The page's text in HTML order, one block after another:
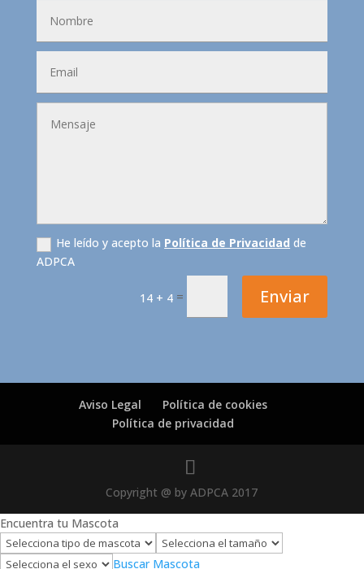
He leído y acepto la Política de Privacidad de
ADPCA
14 + 4 = Enviar
Aviso Legal
Política de cookies
Política de privacidad
Copyright @ by ADPCA 2017
Encuentra tu Mascota
Buscar Mascota